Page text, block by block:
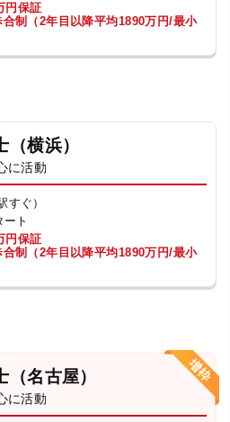
円保証
制（2年目以降平均1890万円/最小
横浜）
に活動
すぐ）
ト
円保証
制（2年目以降平均1890万円/最小
名古屋）
に活動